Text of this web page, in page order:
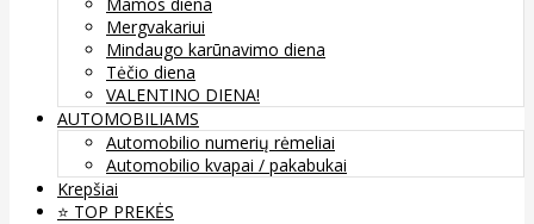
Mergvakariui
Mindaugo karūnavimo diena
Tėčio diena
VALENTINO DIENA!
AUTOMOBILIAMS
Automobilio numerių rėmeliai
Automobilio kvapai / pakabukai
Krepšiai
⭐️ TOP PREKĖS